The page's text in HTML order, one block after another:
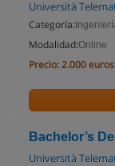
Università
Categoría:
Modalidad:Online
Precio:2.000 euros
Bachelor’s
Università